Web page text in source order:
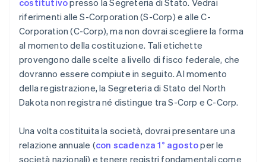
costitutivopresso la Segreteria di Stato. Vedrai
riferimenti alle S-Corporation (S-Corp) e alle C-
Corporation (C-Corp), ma non dovrai scegliere la forma
al momento della costituzione. Tali etichette
provengono dalle scelte a livello di fisco federale, che
dovranno essere compiute in seguito. Al momento
della registrazione, la Segreteria di Stato del North
Dakota non registra né distingue tra S-Corp e C-Corp.
Una volta costituita la società, dovrai presentare una
relazione annuale (con scadenza 1° agostoper le
società nazionali) e tenere registri fondamentali come